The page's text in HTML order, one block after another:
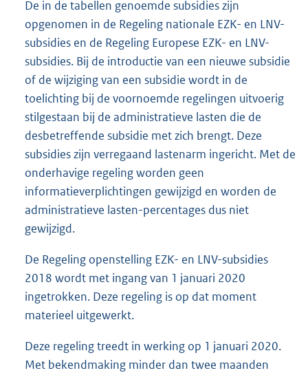
De in de tabellen genoemde subsidies zijn
opgenomen in de Regeling nationale EZK- en LNV-
subsidies en de Regeling Europese EZK- en LNV-
subsidies. Bij de introductie van een nieuwe subsidie
of de wijziging van een subsidie wordt in de
toelichting bij de voornoemde regelingen uitvoerig
stilgestaan bij de administratieve lasten die de
desbetreffende subsidie met zich brengt. Deze
subsidies zijn verregaand lastenarm ingericht. Met de
onderhavige regeling worden geen
informatieverplichtingen gewijzigd en worden de
administratieve lasten-percentages dus niet
gewijzigd.
De Regeling openstelling EZK- en LNV-subsidies
2018 wordt met ingang van 1 januari 2020
ingetrokken. Deze regeling is op dat moment
materieel uitgewerkt.
Deze regeling treedt in werking op 1 januari 2020.
Met bekendmaking minder dan twee maanden